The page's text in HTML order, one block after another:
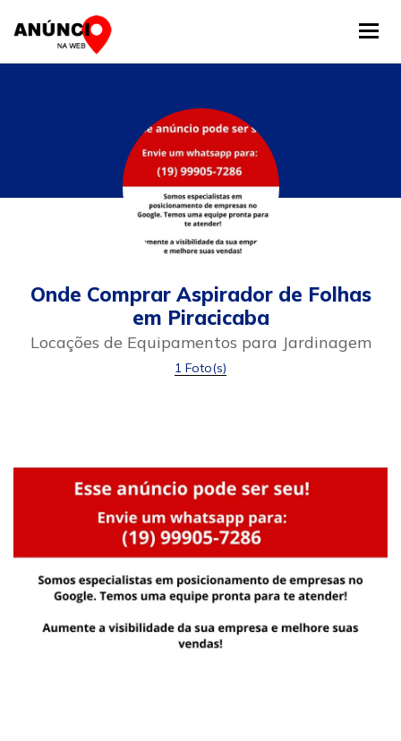
Onde Comprar Aspirador de Folhas
em Piracicaba
Locações de Equipamentos para Jardinagem
1 Foto(s)